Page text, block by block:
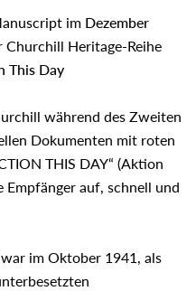
im Dezember
Heritage-Reihe
This Day
während des Zweiten
Dokumenten mit roten
THIS DAY“ (Aktion
Empfänger auf, schnell und
im Oktober 1941, als